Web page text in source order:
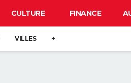
CULTURE FINANCE
VILLES +